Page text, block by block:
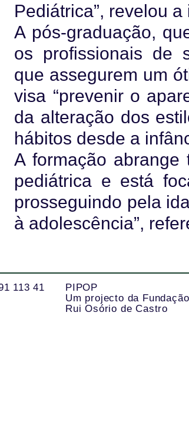
Pediátrica”, revelou
A pós-graduação,
os profissionais de
que assegurem um
visa “prevenir o
da alteração dos
hábitos desde a
A formação
pediátrica e está
prosseguindo pela
à adolescência”,
113 41
PIPOP
Um projecto da Fundação
Rui Osório de Castro